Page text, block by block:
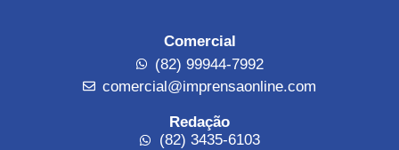
Comercial
(82) 99944-7992
comercial@imprensaonline.com
Redação
(82) 3435-6103